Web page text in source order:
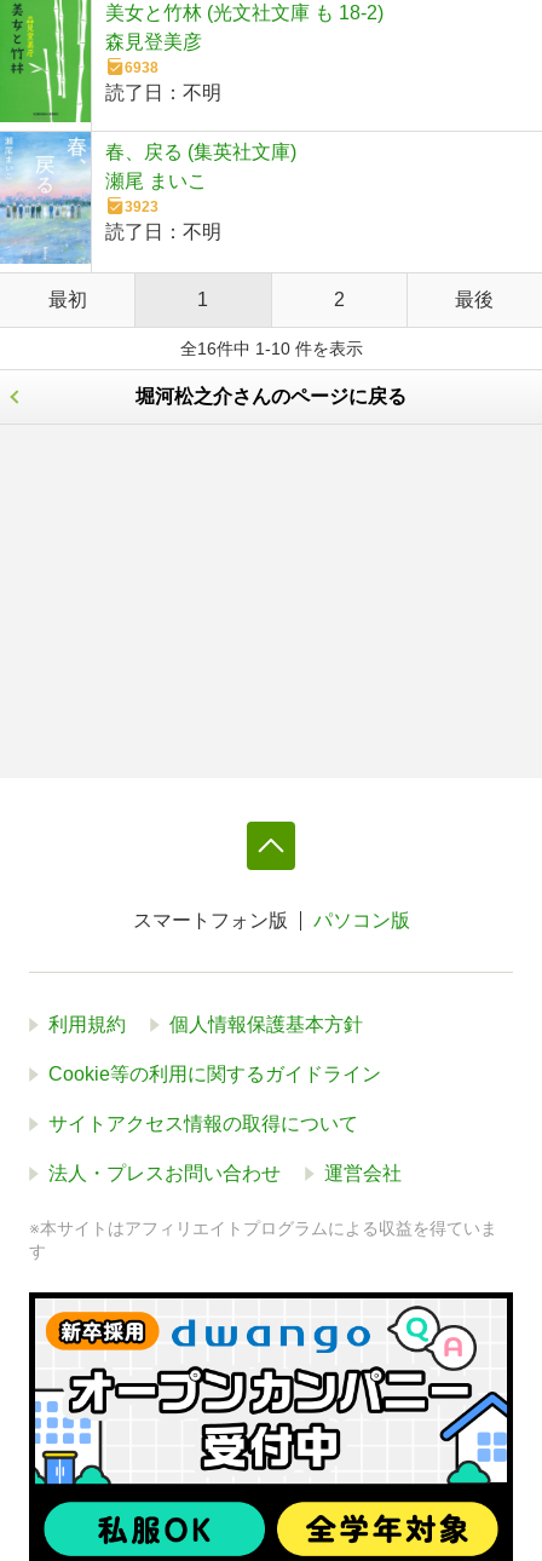
美女と竹林 (光文社文庫 も 18-2)
森見登美彦
6938
読了日： 不明
春、戻る (集英社文庫)
瀬尾 まいこ
3923
読了日： 不明
最初 1 2 最後
全16件中 1-10 件を表示
堀河松之介さんのページに戻る
スマートフォン版 パソコン版
利用規約 個人情報保護基本方針
Cookie等の利用に関するガイドライン
サイトアクセス情報の取得について
法人・プレスお問い合わせ 運営会社
※本サイトはアフィリエイトプログラムによる収益を得ていま
す